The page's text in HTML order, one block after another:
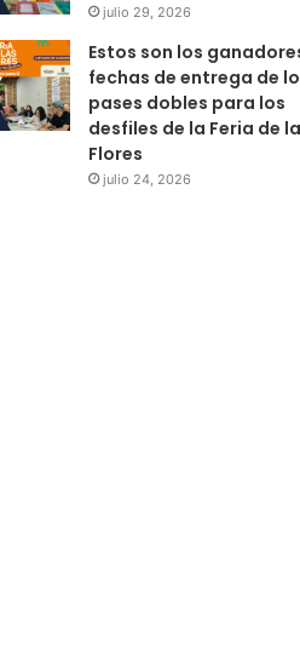
julio 29, 2026
Estos son los
fechas de entrega de
pases dobles para los
desfiles de la Feria de
Flores
julio 24, 2026